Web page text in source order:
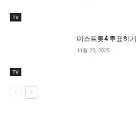
TV
TV
미스트롯4 투표하기
11월 23, 2025